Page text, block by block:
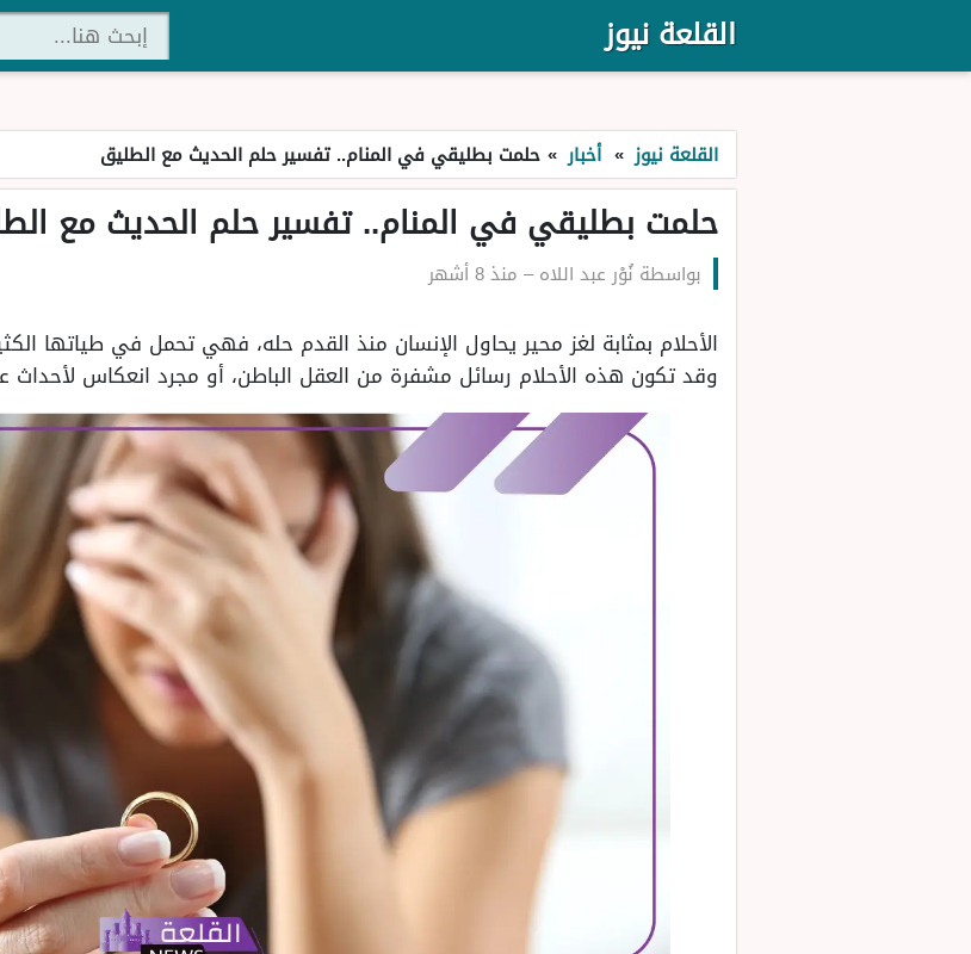
القلعة نيوز
القلعة نيوز » أخبار » حلمت بطليقي في المنام.. تفسير حلم الحديث مع الطليق
حلمت بطليقي في المنام.. تفسير حلم الحديث مع
بواسطة نُوْر عبد اللاه– منذ 8 أشهر
الأحلام بمثابة لغز محير يحاول الإنسان منذ القدم حله، فهي تحمل في طياتها
وقد تكون هذه الأحلام رسائل مشفرة من العقل الباطن، أو مجرد انعكاس لأحداث